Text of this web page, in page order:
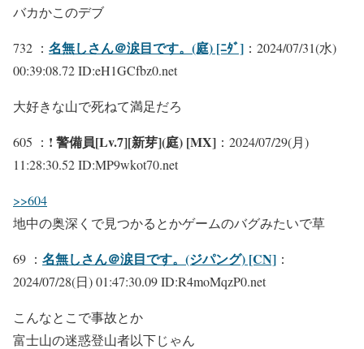
バカかこのデブ
732 ： 名無しさん＠涙目です。(庭) [ﾆﾀﾞ] ：2024/07/31(水)
00:39:08.72 ID:eH1GCfbz0.net
大好きな山で死ねて満足だろ
605 ： ! 警備員[Lv.7][新芽](庭) [MX] ：2024/07/29(月)
11:28:30.52 ID:MP9wkot70.net
>>604
地中の奥深くで見つかるとかゲームのバグみたいで草
69 ： 名無しさん＠涙目です。(ジパング) [CN] ：
2024/07/28(日) 01:47:30.09 ID:R4moMqzP0.net
こんなとこで事故とか
富士山の迷惑登山者以下じゃん